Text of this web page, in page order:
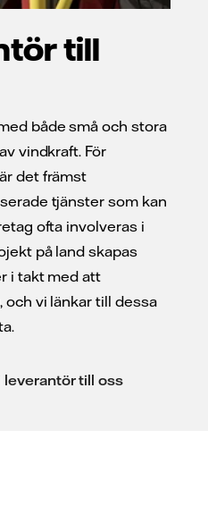
till
både små och stora
vindkraft. För
det främst
tjänster som kan
ofta involveras i
på land skapas
i takt med att
och vi länkar till dessa
leverantör till oss